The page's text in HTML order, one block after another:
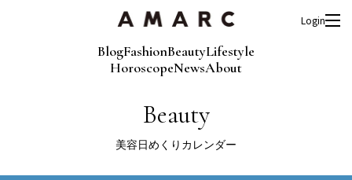
BlogFashionBeautyLifestyle
HoroscopeNewsAbout
Login
Beauty
美容日めくりカレンダー